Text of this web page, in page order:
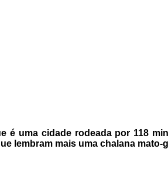
é uma cidade rodeada por 118
lembram mais uma chalana mato-